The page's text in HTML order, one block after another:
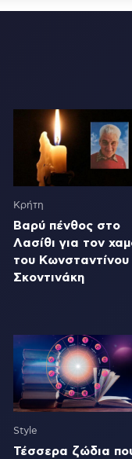
Κρήτη
Βαρύ πένθος στο
Λασίθι για τον
του Κωνσταντίνου
Σκοντινάκη
Style
Τέσσερα ζώδια